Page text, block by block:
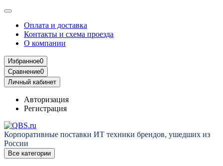
Оплата и доставка
Контакты и схема проезда
О компании
Избранное0
Сравнение0
Личный кабинет
Авторизация
Регистрация
Корпоративные поставки ИТ техники брендов, ушедших из
России
Все категории